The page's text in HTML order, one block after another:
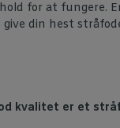
for at fungere.
din hest
kvalitet er et